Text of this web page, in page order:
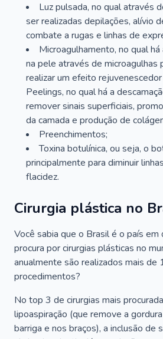
Luz pulsada, no qual através
ser realizadas depilações, alívio
combate a rugas e linhas de
Microagulhamento, no qual
na pele através de microagulhas
realizar um efeito
Peelings, no qual há a
remover sinais superficiais,
da camada e produção de
Preenchimentos;
Toxina botulínica, ou seja, o
principalmente para diminuir
flacidez.
Cirurgia plástica no
Você sabia que o Brasil é o país em
procura por cirurgias plásticas no
anualmente são realizados mais de
procedimentos?
No top 3 de cirurgias mais
lipoaspiração (que remove a
barriga e nos braços), a inclusão de